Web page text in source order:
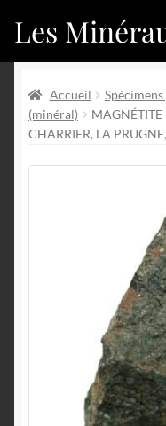
Aller
à
navigation
Aller
au
Les
Catégories
Nouveautés
Boutique
Nouveautés
Accueil
(minéral)
MAGNÉTITE
CHARRIER, LA